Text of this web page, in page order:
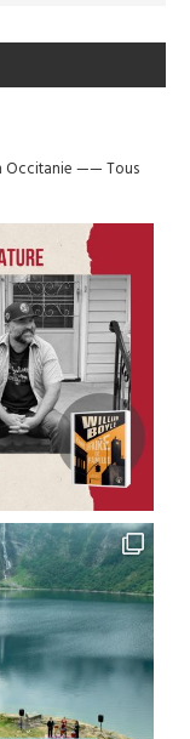
Occitanie——Tous